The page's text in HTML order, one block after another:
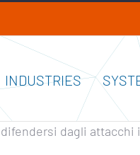
INDUSTRIES
dagli attacchi